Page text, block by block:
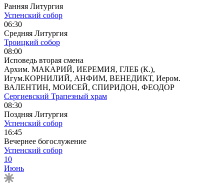
Ранняя Литургия
Успенский собор
06:30
Средняя Литургия
Троицкий собор
08:00
Исповедь вторая смена
Архим. МАКАРИЙ, ИЕРЕМИЯ, ГЛЕБ (К.),
Игум.КОРНИЛИЙ, АНФИМ, ВЕНЕДИКТ, Иером.
ВАЛЕНТИН, МОИСЕЙ, СПИРИДОН, ФЕОДОР
Сергиевский Трапезный храм
08:30
Поздняя Литургия
Успенский собор
16:45
Вечернее богослужение
Успенский собор
10
Июнь